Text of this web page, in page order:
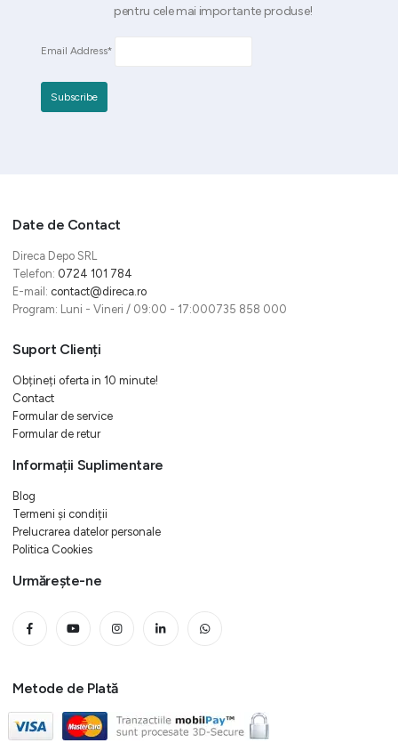
pentru cele mai importante produse!
Email Address*
Date de Contact
Direca Depo SRL
Telefon: 0724 101 784
E-mail: contact@direca.ro
Program: Luni - Vineri / 09:00 - 17:000735 858 000
Suport Clienți
Obțineți oferta in 10 minute!
Contact
Formular de service
Formular de retur
Informații Suplimentare
Blog
Termeni și condiții
Prelucrarea datelor personale
Politica Cookies
Urmărește-ne
Metode de Plată